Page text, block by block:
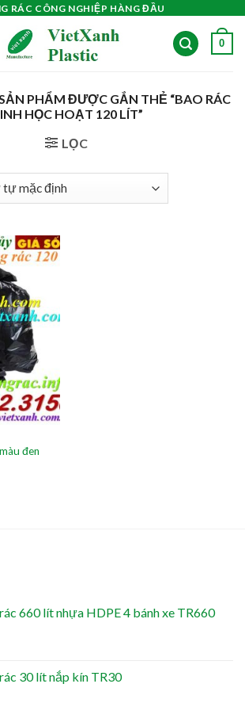
RÁC CÔNG NGHIỆP HÀNG ĐẦU
0
PHẨM ĐƯỢC GẮN THẺ “BAO RÁC
HỌC HOẠT 120 LÍT”
LỌC
đen
660 lít nhựa HDPE 4 bánh xe TR660
30 lít nắp kín TR30